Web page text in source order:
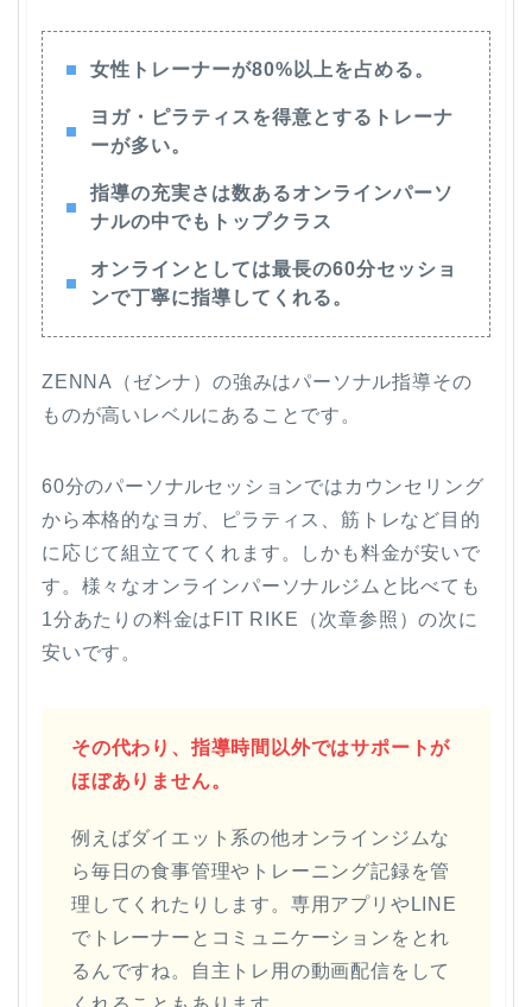
女性トレーナーが80%以上を占める。
ヨガ・ピラティスを得意とするトレーナ
ーが多い。
指導の充実さは数あるオンラインパーソ
ナルの中でもトップクラス
オンラインとしては最長の60分セッショ
ンで丁寧に指導してくれる。
ZENNA（ゼンナ）の強みはパーソナル指導その
ものが高いレベルにあることです。
60分のパーソナルセッションではカウンセリング
から本格的なヨガ、ピラティス、筋トレなど目的
に応じて組立ててくれます。しかも料金が安いで
す。様々なオンラインパーソナルジムと比べても
1分あたりの料金はFIT RIKE（次章参照）の次に
安いです。
その代わり、指導時間以外ではサポートが
ほぼありません。
例えばダイエット系の他オンラインジムな
ら毎日の食事管理やトレーニング記録を管
理してくれたりします。専用アプリやLINE
でトレーナーとコミュニケーションをとれ
るんですね。自主トレ用の動画配信をして